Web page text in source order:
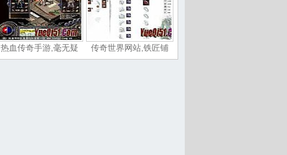
热血传奇手游,毫无疑 传奇世界网站,铁匠铺